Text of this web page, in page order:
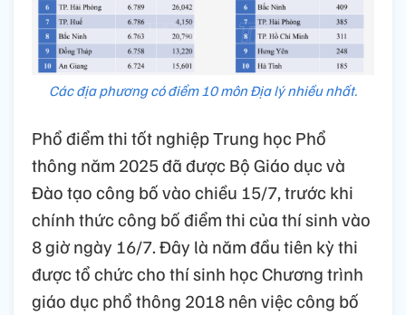
Các địa phương có điểm 10 môn Địa lý nhiều nhất.
Phổ điểm thi tốt nghiệp Trung học Phổ
thông năm 2025 đã được Bộ Giáo dục và
Đào tạo công bố vào chiều 15/7, trước khi
chính thức công bố điểm thi của thí sinh vào
8 giờ ngày 16/7. Đây là năm đầu tiên kỳ thi
được tổ chức cho thí sinh học Chương trình
giáo dục phổ thông 2018 nên việc công bố